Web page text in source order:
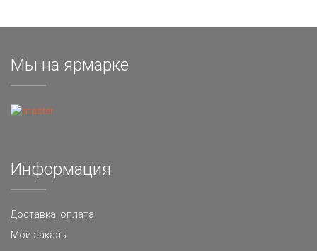
Мы на ярмарке
Информация
Доставка, оплата
Мои заказы